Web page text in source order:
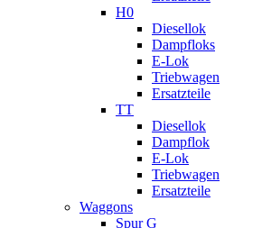
H0
Diesellok
Dampfloks
E-Lok
Triebwagen
Ersatzteile
TT
Diesellok
Dampflok
E-Lok
Triebwagen
Ersatzteile
Waggons
Spur G